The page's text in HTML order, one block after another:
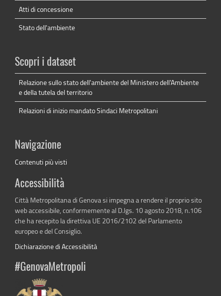
Atti di concessione
Stato dell'ambiente
Scopri i dataset
Relazione sullo stato dell'ambiente del Ministero dell'Ambiente
e della tutela del territorio
Relazioni di inizio mandato Sindaci Metropolitani
Navigazione
Contenuti più visti
Accessibilità
Città Metropolitana di Genova si impegna a rendere il proprio sito
web accessibile, conformemente al D.lgs. 10 agosto 2018, n.106
che ha recepito la direttiva UE 2016/2102 del Parlamento
europeo e del Consiglio.
Dichiarazione di Accessibilità
#GenovaMetropoli